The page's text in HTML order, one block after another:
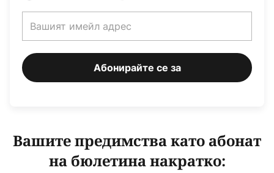
Абонирайте се за
Вашите предимства като абонат
на бюлетина накратко: